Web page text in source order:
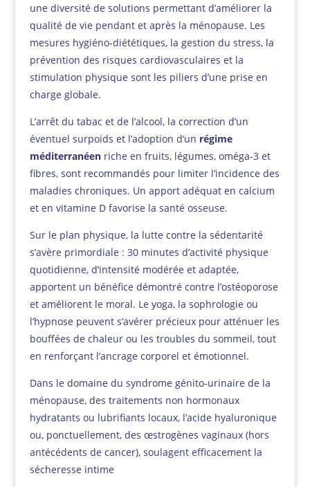
une diversité de solutions permettant d’améliorer la
qualité de vie pendant et après la ménopause. Les
mesures hygiéno-diététiques, la gestion du stress, la
prévention des risques cardiovasculaires et la
stimulation physique sont les piliers d’une prise en
charge globale.
L’arrêt du tabac et de l’alcool, la correction d’un
éventuel surpoids et l’adoption d’un régime
méditerranéenriche en fruits, légumes, oméga-3 et
fibres, sont recommandés pour limiter l’incidence des
maladies chroniques. Un apport adéquat en calcium
et en vitamine D favorise la santé osseuse.
Sur le plan physique, la lutte contre la sédentarité
s’avère primordiale : 30 minutes d’activité physique
quotidienne, d’intensité modérée et adaptée,
apportent un bénéfice démontré contre l’ostéoporose
et améliorent le moral. Le yoga, la sophrologie ou
l’hypnose peuvent s’avérer précieux pour atténuer les
bouffées de chaleur ou les troubles du sommeil, tout
en renforçant l’ancrage corporel et émotionnel.
Dans le domaine du syndrome génito-urinaire de la
ménopause, des traitements non hormonaux
hydratants ou lubrifiants locaux, l’acide hyaluronique
ou, ponctuellement, des œstrogènes vaginaux (hors
antécédents de cancer), soulagent efficacement la
sécheresse intime